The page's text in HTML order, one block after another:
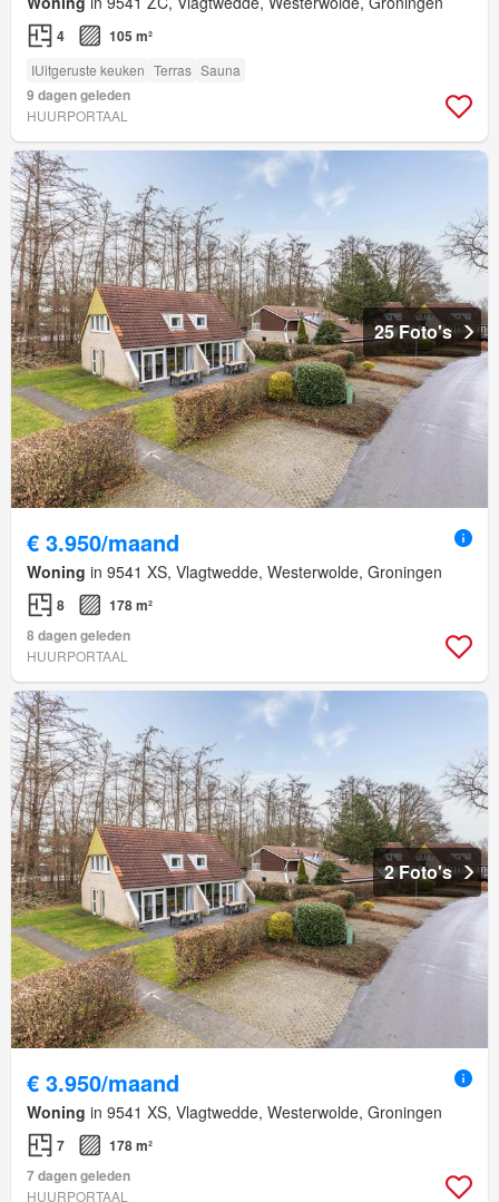
4 105 m²
IUitgeruste keuken Terras Sauna
9 dagen geleden
HUURPORTAAL
25 Foto's
€ 3.950/maand
Woning in 9541 XS, Vlagtwedde, Westerwolde, Groningen
8
178 m²
8 dagen geleden
HUURPORTAAL
2 Foto's
€ 3.950/maand
Woning in 9541 XS, Vlagtwedde, Westerwolde, Groningen
7
178 m²
7 dagen geleden
HUURPORTAAL